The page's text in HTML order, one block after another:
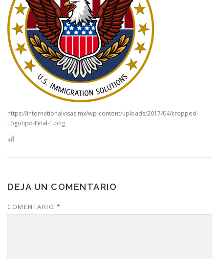
CONTACTO
https://internationalvisas.mx/wp-content/uploads/2017/04/cropped-
Logotipo-Final-1.png
DEJA UN COMENTARIO
COMENTARIO *